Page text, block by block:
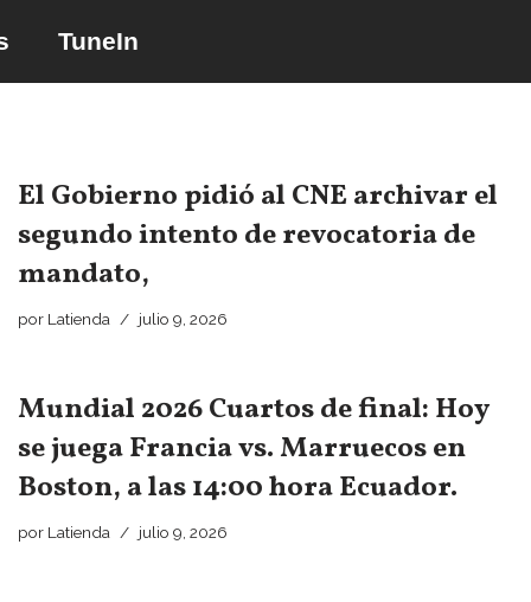
TuneIn
El Gobierno pidió al CNE archivar el
segundo intento de revocatoria de
mandato,
por Latienda julio 9, 2026
Mundial 2026 Cuartos de final: Hoy
se juega Francia vs. Marruecos en
Boston, a las 14:00 hora Ecuador.
por Latienda julio 9, 2026